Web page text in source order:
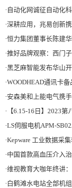
· 自动化网诚征自动化
·深耕应用，兆易创新
·恒力集团董事长陈建华：致力于打造全球
·推好品牌观察：西门
·黑芝麻智能发布华山
·WOODHEAD通讯卡备品备
·安森美和上能电气携手引领可持续能源
· 【6.15-16日】2023
·LS伺服电机APM-
·Kepware 工业数据采
·中国首款高血压介入
·维视教育大咖年终讲
·白鹤滩水电站全部机组投产发电 世界最大